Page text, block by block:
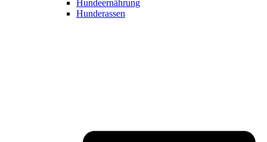
Hundeernährung
Hunderassen